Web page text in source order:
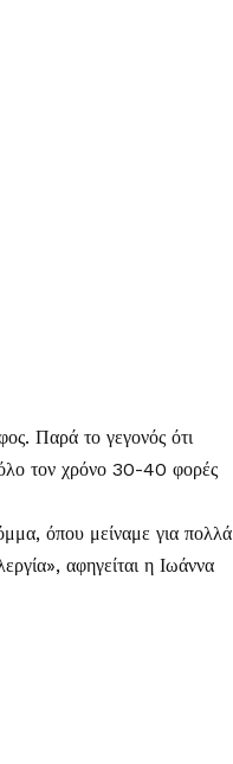
Παρά το γεγονός ότι
όλο τον χρόνο 30-40 φορές
όπου μείναμε για πολλά
αφηγείται η Ιωάννα